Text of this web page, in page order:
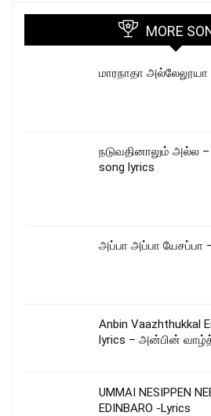
MORE
மாரநாதா அல்லேலூயா
நடுவதினாலும் அல்ல –
song lyrics
அப்பா அப்பா யேசப்பா
Anbin Vaazhthukkal
lyrics – அன்பின்
UMMAI NESIPPEN
EDINBARO -Lyrics